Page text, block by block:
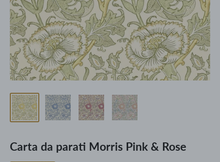
Carta da parati Morris Pink & Rose